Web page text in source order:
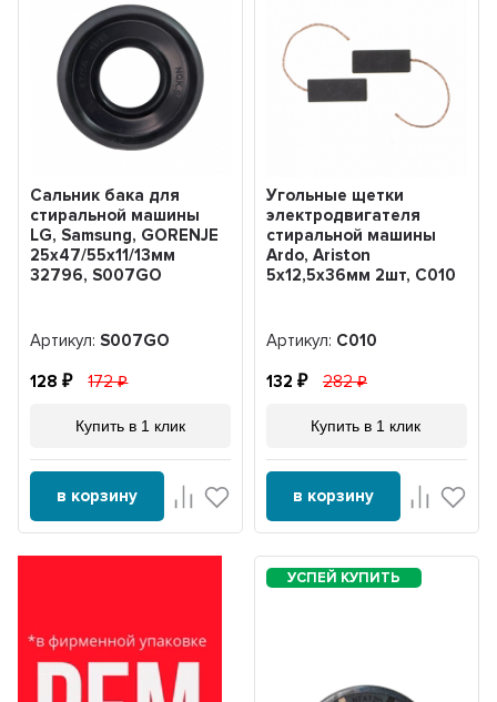
Сальник бака для
стиральной машины
LG, Samsung, GORENJE
25х47/55х11/13мм
32796, S007GO
Артикул:S007GO
128 172
Купить в 1 клик
в корзину
Угольные щетки
электродвигателя
стиральной машины
Ardo, Ariston
5x12,5x36мм 2шт, С010
Артикул: С010
132 282
Купить в 1 клик
в корзину